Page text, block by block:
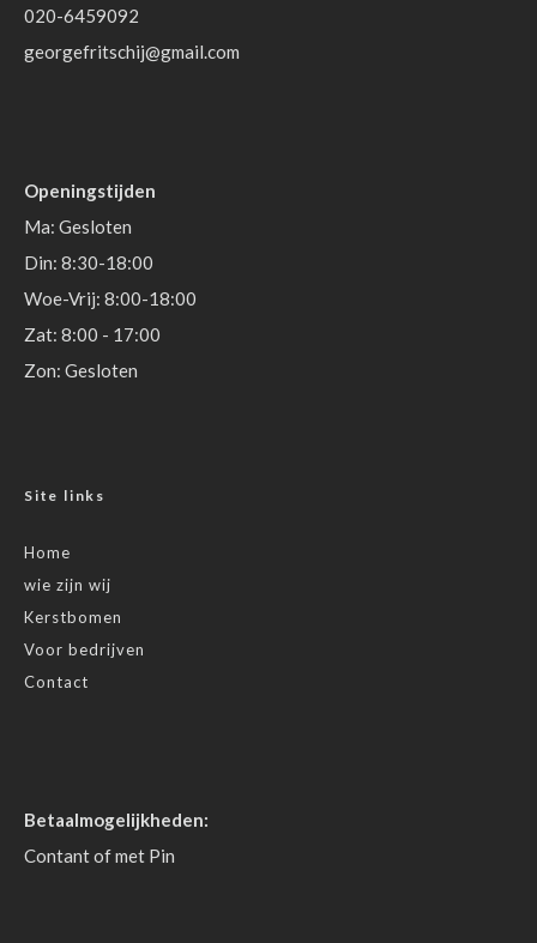
020-6459092
georgefritschij@gmail.com
Openingstijden
Ma: Gesloten
Din: 8:30-18:00
Woe-Vrij: 8:00-18:00
Zat: 8:00 - 17:00
Zon: Gesloten
Site links
Home
wie zijn wij
Kerstbomen
Voor bedrijven
Contact
Betaalmogelijkheden:
Contant of met Pin